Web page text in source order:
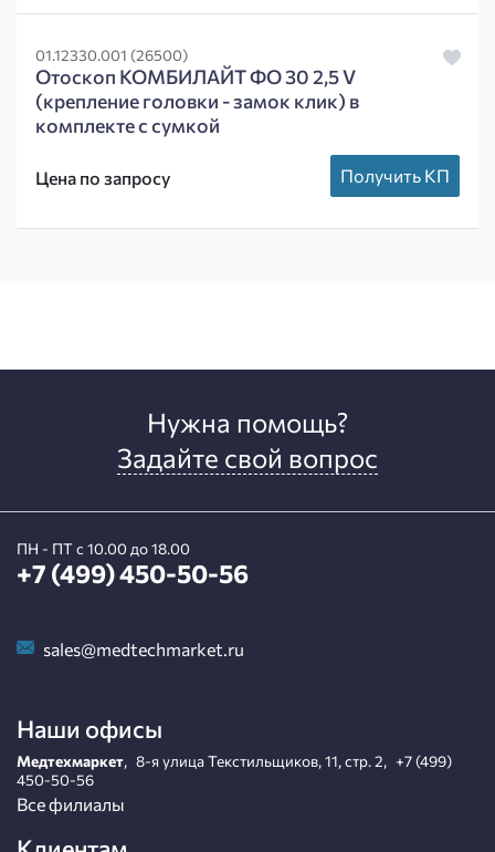
01.12330.001 (26500)
Отоскоп КОМБИЛАЙТ ФО 30 2,5 V
(крепление головки - замок клик) в
комплекте с сумкой
Цена по запросу Получить КП
Нужна помощь?
Задайте свой вопрос
ПН - ПТ с 10.00 до 18.00
+7 (499) 450-50-56
sales@medtechmarket.ru
Наши офисы
Медтехмаркет, 8-я улица Текстильщиков, 11, стр. 2, +7 (499)
450-50-56
Все филиалы